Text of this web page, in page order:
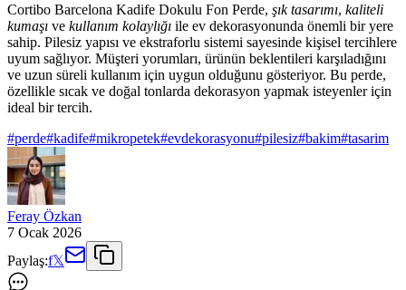
Cortibo Barcelona Kadife Dokulu Fon Perde, şık tasarımı, kaliteli
kumaşı ve kullanım kolaylığı ile ev dekorasyonunda önemli bir yere
sahip. Pilesiz yapısı ve ekstraforlu sistemi sayesinde kişisel tercihlere
uyum sağlıyor. Müşteri yorumları, ürünün beklentileri karşıladığını
ve uzun süreli kullanım için uygun olduğunu gösteriyor. Bu perde,
özellikle sıcak ve doğal tonlarda dekorasyon yapmak isteyenler için
ideal bir tercih.
#perde#kadife#mikropetek#evdekorasyonu#pilesiz#bakim#tasarim
Feray Özkan
7 Ocak 2026
Paylaş:f𝕏